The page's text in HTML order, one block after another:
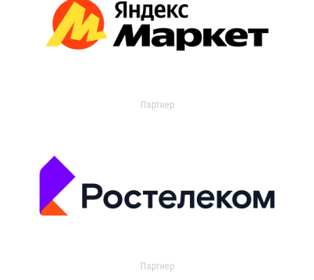
Партнер
Партнер